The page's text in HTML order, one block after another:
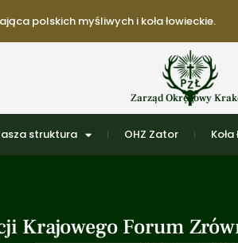
polskich myśliwych i koła łowieckie.
Zarząd Okręgowy
struktura OHZ Zator
Krajowego Forum